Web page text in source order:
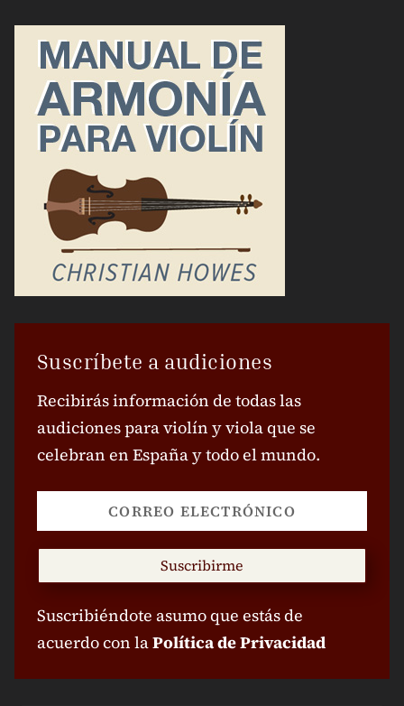
Suscríbete a audiciones
Recibirás información de todas las
audiciones para violín y viola que se
celebran en España y todo el mundo.
Suscribirme
Suscribiéndote asumo que estás de
acuerdo con laPolítica de Privacidad